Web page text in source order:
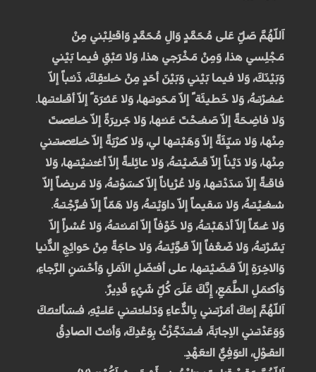
اَللّهُمَّ صَلِّ عَلى مُحَمَّدٍ وَالِ مُحَمَّدٍ وَاقـْلِبْني مِنْ
مَجْلِسي هذا، وَمِنْ مَخْرَجي هذا، وَلا تـُبْقِ فيما بَيْني
وَبَيْنَكَ، وَلا فيما بَيْني وَبَيْنَ أحَدٍ مِنْ خـَلـْقِكَ، ذَنـْباً إلاّ
غـَفـَرْتـَهُ، وَلا خَطيئَة ً إلاّ مَحَوتـَها، وَلا عَثـْرَة ً إلاّ أقـَلـْتـَها.
وَلا فاضِحَةً إلاّ صَفـَحْتَ عَنـْها، وَلا جَريرَةً إلاّ خـَلـَّصْتَ
مِنْها، وَلا سَيِّئَةً إلاّ وَهَبْتـَها لي، وَلا كـُرْبَةً إلاّ خـَلـَّصْتـَني
مِنْها، وَلا دَيْناً إلاّ قـَضَيْتـَهُ، وَلا عائِلـَةً إلاّ أغـْنـَيْتـَها، وَلا
فاقـَةً إلاّ سَدَدْتـَها، وَلا عُرْياناً إلاّ كـَسَوْتـَهُ، وَلا مَريضاً إلاّ
شـَفـَيْتـَهُ، وَلا سَقيماً إلاّ داوَيْتـَهُ، وَلا هَمّاً إلاّ فـَرَّجْتـَهُ.
وَلا غـَمّاً إلاّ أذهَبْتـَهُ، وَلا خَوْفاً إلاّ امَنـْتـَهُ، وَلا عُسْراً إلاّ
يَسَّرْتـَهُ، وَلا ضَعْفاً إلاّ قـَوَّيْتـَهُ، وَلا حاجَةً مِنْ حَوائِجِ الدُّنيا
وَالاخِرَةِ إلاّ قـَضَيْتـَها، على أفـْضَلِ الاَمَلِ وَأحْسَنِ الرَّجاءِ،
وَأكـْمَلِ الطَّمَعِ، إِنَّكَ عَلَىَ كُلِّ شَيْءٍ قَدِيرٌ.
اَللّهُمَّ إنـَّكَ أمَرْتـَني بِالدُّعاءِ وَدَلـَلـْتـَني عَلـَيْهِ، فـَسَألـْتـُكَ
وَوَعَدْتـَني الاِجابَةَ، فـَتـَنَجَّزْتُ بِوَعْدِكَ، وَأنـْتَ الصّادِقُ
الـْقـَوْلِ، الـْوَفِيُّ الـْعَهْدِ.